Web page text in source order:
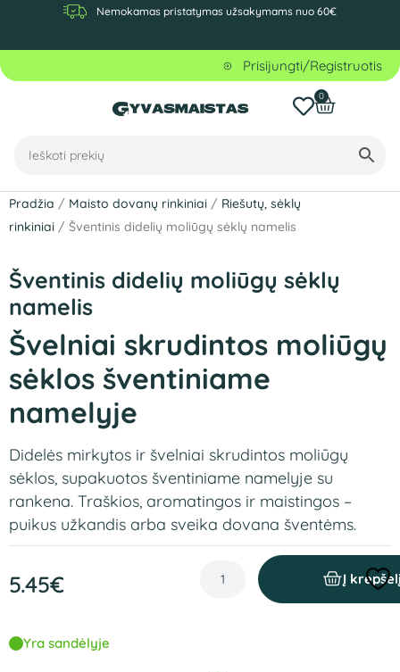
Nemokamas pristatymas užsakymams nuo 60€
Prisijungti/Registruotis
0
Šventinis didelių moliūgų sėklų
namelis
Švelniai skrudintos moliūgų
sėklos šventiniame
namelyje
Didelės mirkytos ir švelniai skrudintos moliūgų
sėklos, supakuotos šventiniame namelyje su
rankena. Traškios, aromatingos ir maistingos –
puikus užkandis arba sveika dovana šventėms.
5.45€ Į
Yra sandėlyje
Pradžia / Maisto dovanų rinkiniai / Riešutų, sėklų
rinkiniai / Šventinis didelių moliūgų sėklų namelis